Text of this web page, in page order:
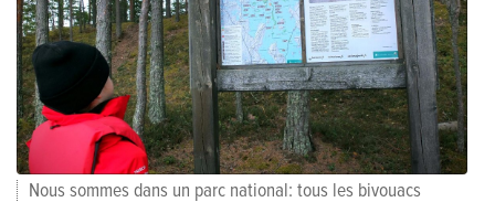
Nous sommes dans un parc national: tous les bivouacs